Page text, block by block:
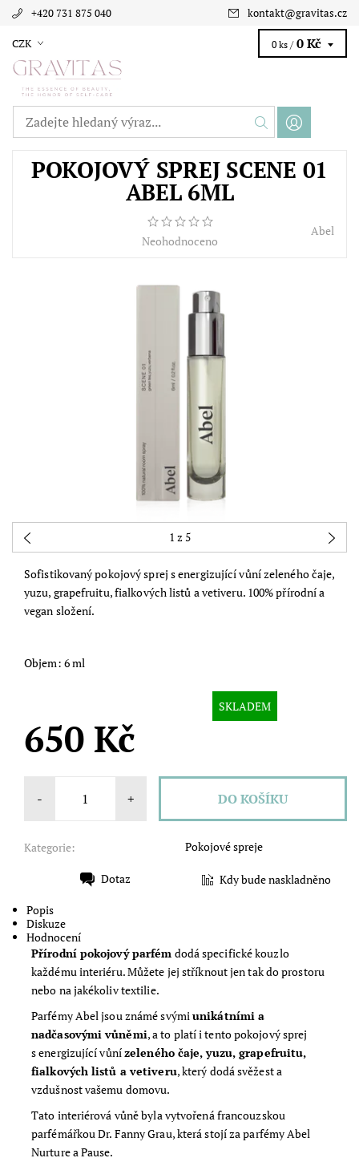
+420 731 875 040 kontakt@gravitas.cz
CZK 0 ks / 0 Kč
POKOJOVÝ SPREJ SCENE 01
ABEL 6ML
Neohodnoceno
Abel
1 z 5
Sofistikovaný pokojový sprej s energizující vůní zeleného čaje,
yuzu, grapefruitu, fialkových listů a vetiveru. 100% přírodní a
vegan složení.
Objem: 6 ml
SKLADEM
650 Kč
- +
Kategorie: Pokojové spreje
Dotaz Kdy bude naskladněno
Popis
Diskuze
Hodnocení
Přírodní pokojový parfém dodá specifické kouzlo
každému interiéru. Můžete jej stříknout jen tak do prostoru
nebo na jakékoliv textilie.
Parfémy Abel jsou známé svýmiunikátními a
nadčasovými vůněmi, a to platí i tento pokojový sprej
s energizující vůnízeleného čaje, yuzu, grapefruitu,
fialkových listů a vetiveru, který dodá svěžest a
vzdušnost vašemu domovu.
Tato interiérová vůně byla vytvořená francouzskou
parfémářkou Dr. Fanny Grau, která stojí za parfémy Abel
Nurture a Pause.